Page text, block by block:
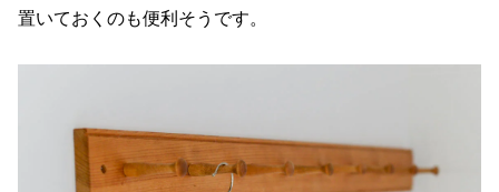
置いておくのも便利そうです。